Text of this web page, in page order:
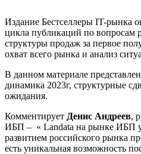
Издание Бестселлеры IT-рынка
цикла публикаций по вопросам
структуры продаж за первое
охват всего рынка и анализ
В данном материале
динамика 2023г, структурные
ожидания.
Комментирует Денис Андреев,
ИБП – « Landata на рынке ИБП
развитием российского рынка
есть уникальная возможность